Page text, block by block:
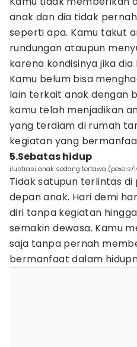
anak dan dia tidak
seperti apa. Kamu takut
rundungan ataupun
karena kondisinya jika
Kamu belum bisa
lain terkait anak dengan
kamu telah menjadikan
yang terdiam di rumah
kegiatan yang
5.Sebatas hidup
ilustrasi anak sedang tertawa (pexels/
Tidak satupun terlintas di
depan anak. Hari demi
diri tanpa kegiatan
semakin dewasa. Kamu
saja tanpa pernah
bermanfaat dalam